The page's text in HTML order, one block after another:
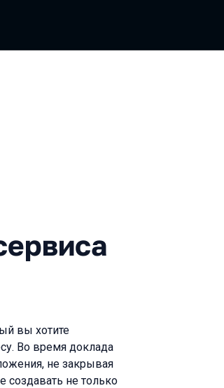
без деплоя
вы хотите
Во время доклада
не закрывая
создавать не только